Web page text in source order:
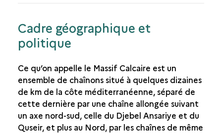
LE MASSIF CALCAIRE
HISTOIRE GÉNÉRALE
UN PROGRAMME SPECTACULAIRE
ÉCONOMIE DU PÈLERINAGE ET VIE QUOTIDIENNE
LES BAINS
Cadre géographique et
politique
Ce qu’on appelle le Massif Calcaire est un
ensemble de chaînons situé à quelques dizaines
de km de la côte méditerranéenne, séparé de
cette dernière par une chaîne allongée suivant
un axe nord-sud, celle du Djebel Ansariye et du
Quseir, et plus au Nord, par les chaînes de même